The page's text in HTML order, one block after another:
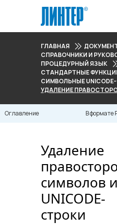
ГЛАВНАЯ
СПРАВОЧНИКИ И
ПРОЦЕДУРНЫЙ ЯЗЫК
СТАНДАРТНЫЕ
СИМВОЛЬНЫЕ
УДАЛЕНИЕ
Оглавление В формате
Удаление
символов
UNICODE-
строки